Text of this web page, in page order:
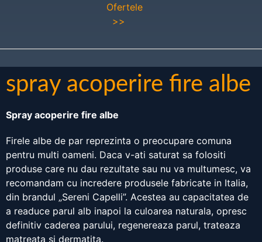
Ofertele
>>
spray acoperire fire albe
Spray acoperire fire albe
Firele albe de par reprezinta o preocupare comuna
pentru multi oameni. Daca v-ati saturat sa folositi
produse care nu dau rezultate sau nu va multumesc, va
recomandam cu incredere produsele fabricate in Italia,
din brandul „Sereni Capelli”. Acestea au capacitatea de
a readuce parul alb inapoi la culoarea naturala, opresc
definitiv caderea parului, regenereaza parul, trateaza
matreata si dermatita.